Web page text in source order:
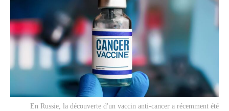
En Russie, la découverte d'un vaccin anti-cancer a récemment été